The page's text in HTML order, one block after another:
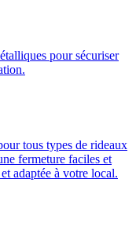
pour sécuriser
tous types de rideaux
fermeture faciles et
adaptée à votre local.